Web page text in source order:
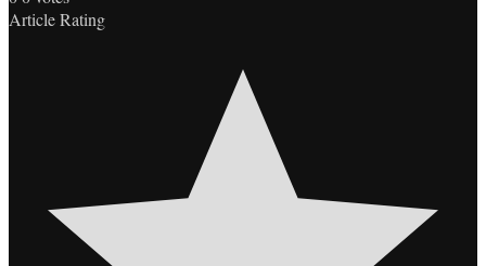
Article Rating